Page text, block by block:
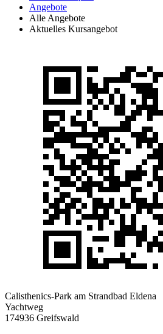
Angebote
Alle Angebote
Aktuelles Kursangebot
Calisthenics-Park am Strandbad Eldena
Yachtweg
174936 Greifswald